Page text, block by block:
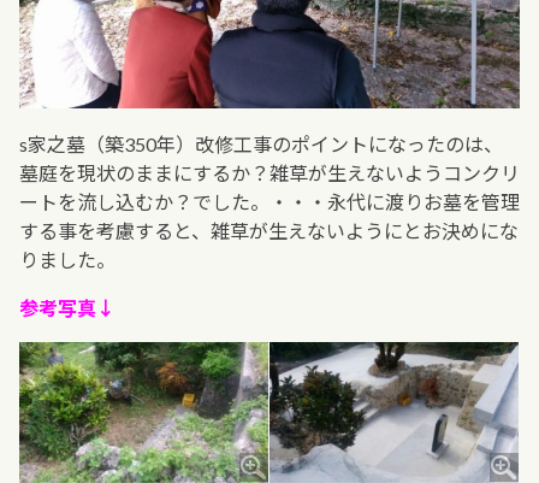
s家之墓（築350年）改修工事のポイントになったのは、
墓庭を現状のままにするか？雑草が生えないようコンクリ
ートを流し込むか？でした。・・・永代に渡りお墓を管理
する事を考慮すると、雑草が生えないようにとお決めにな
りました。
参考写真↓